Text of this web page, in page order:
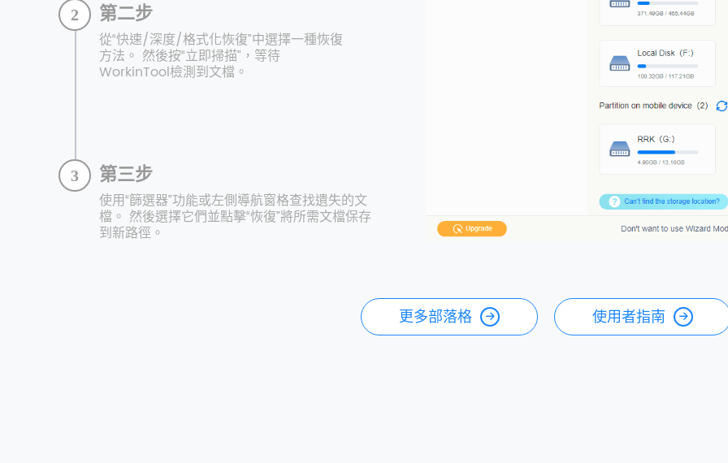
2 第二步
從“快速/深度/格式化恢復”中選擇一種恢復
方法。 然後按“立即掃描”，等待
WorkinTool檢測到文檔。
3 第三步
使用“篩選器”功能或左側導航窗格查找遺失的文
檔。 然後選擇它們並點擊“恢復”將所需文檔保存
到新路徑。
更多部落格 使用者指南